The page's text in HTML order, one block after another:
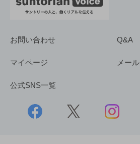
お問い合わせ Q&A
マイページ メー
公式SNS一覧